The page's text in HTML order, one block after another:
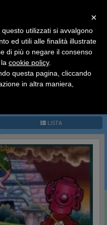
Kinder Italia Totem
LISTA
×
dal 9/08 al 24/08
del 07/08 verranno
di Pianeta Hobby
×
utilizzati si avvalgono
ed utili alle finalità illustrate
di più o negare il consenso
cookie policy.
questa pagina, cliccando
in altra maniera,